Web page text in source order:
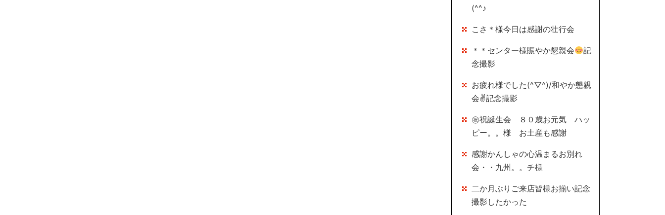
(^^♪
こさ＊様今日は感謝の壮行会
＊＊センター様賑やか懇親会
記
念撮影
お疲れ様でした(^▽^)/和やか懇親
会✌記念撮影
㊗祝誕生会 ８０歳お元気 ハッ
ピー。。様 お土産も感謝
感謝かんしゃの心温まるお別れ
会・・九州。。チ様
二か月ぶりご来店皆様お揃い記念
撮影したかった